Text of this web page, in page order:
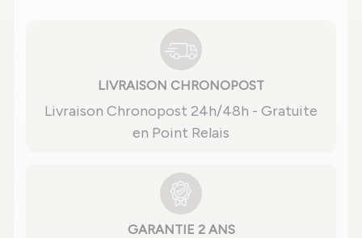
LIVRAISON CHRONOPOST
Livraison Chronopost 24h/48h - Gratuite
en Point Relais
GARANTIE 2 ANS